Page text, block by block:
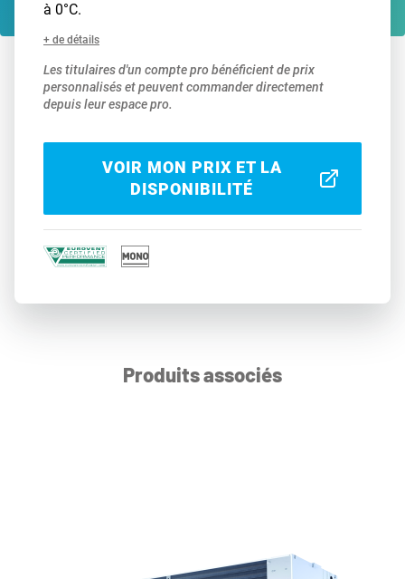
à 0°C.
+ de détails
Les titulaires d'un compte pro bénéficient de prix
personnalisés et peuvent commander directement
depuis leur espace pro.
VOIR MON PRIX ET LA
DISPONIBILITÉ
Produits associés